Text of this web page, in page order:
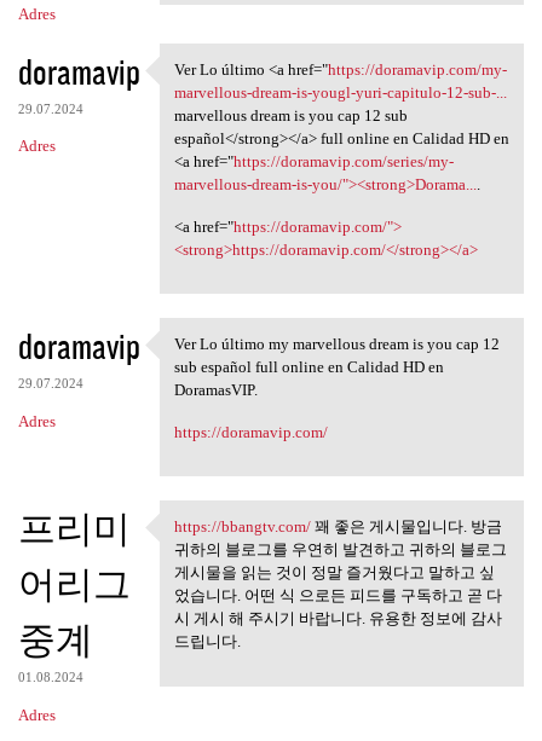
Adres
doramavip
29.07.2024
Adres
Ver Lo último <a href="https:
Ver Lo último <a href="https://doramavip.com/my-
marvellous-dream-is-yougl-yuri-capitulo-12-sub-...
marvellous dream is you cap 12 sub
español</strong></a> full online en Calidad HD en
<a href="https://doramavip.com/series/my-
marvellous-dream-is-you/"><strong>Dorama....
<a href="https://doramavip.com/">
<strong>https://doramavip.com/</strong></a>
doramavip
29.07.2024
Adres
Ver Lo último my marvellous
Ver Lo último my marvellous dream is you cap 12
sub español full online en Calidad HD en
DoramasVIP.
https://doramavip.com/
프리미
어리그
중계
01.08.2024
Adres
https://bbangtv.com/ 꽤 좋은
https://bbangtv.com/꽤 좋은 게시물입니다. 방금
귀하의 블로그를 우연히 발견하고 귀하의 블로그
게시물을 읽는 것이 정말 즐거웠다고 말하고 싶
었습니다. 어떤 식 으로든 피드를 구독하고 곧 다
시 게시 해 주시기 바랍니다. 유용한 정보에 감사
드립니다.